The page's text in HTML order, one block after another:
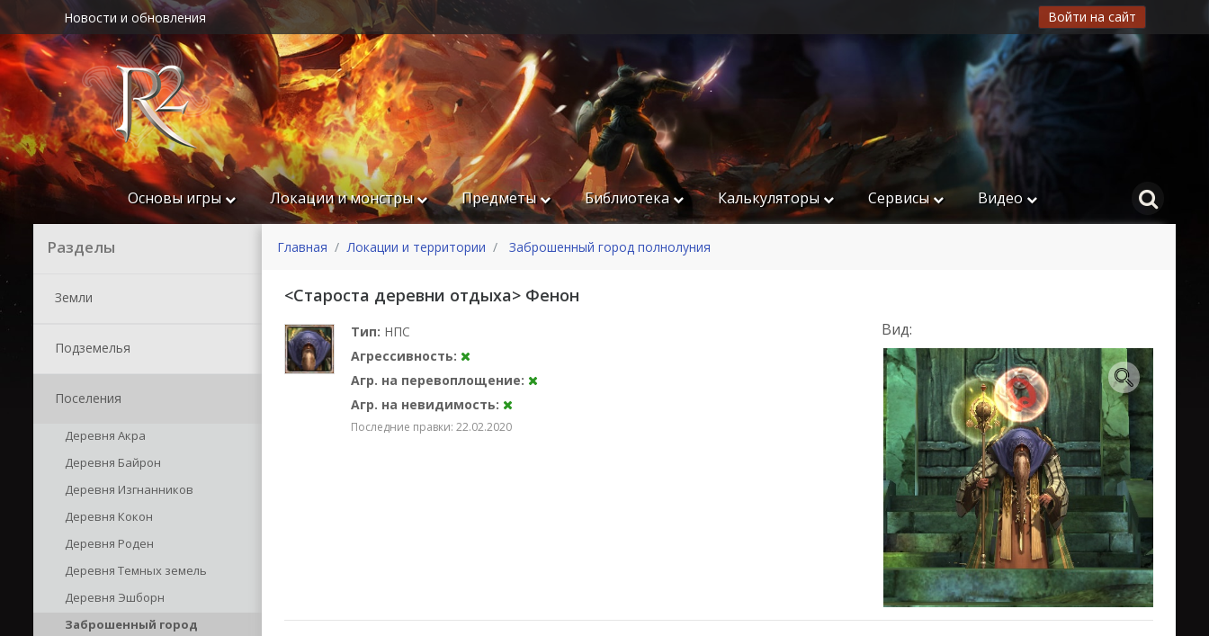
Новости и обновления Войти на сайт
Основы игры Локации и монстры Предметы Библиотека Калькуляторы Сервисы Видео
Разделы
Земли
Подземелья
Поселения
Деревня Акра
Деревня Байрон
Деревня Изгнанников
Деревня Кокон
Деревня Роден
Деревня Темных земель
Деревня Эшборн
Заброшенный город
Главная Локации и территории Заброшенный город полнолуния
<Староста деревни отдыха> Фенон​
Тип: НПС
Агрессивность:
Агр. на перевоплощение:
Агр. на невидимость:
Последние правки: 22.02.2020
Вид: